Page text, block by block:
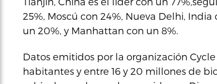
25%, Moscú con 24%, Nueva Delhi,
un 20%, y Manhattan con un 8%.
Datos emitidos por la organización
habitantes y entre 16 y 20 millones de